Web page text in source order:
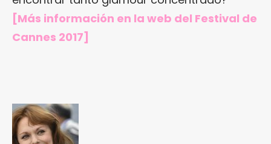
[Más información en la web del Festival de
Cannes 2017]